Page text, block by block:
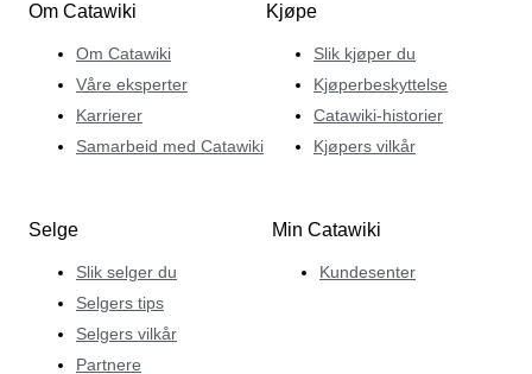
Om Catawiki
Om Catawiki
Våre eksperter
Karrierer
Samarbeid med Catawiki
Kjøpe
Slik kjøper du
Kjøperbeskyttelse
Catawiki-historier
Kjøpers vilkår
Selge
Slik selger du
Selgers tips
Selgers vilkår
Partnere
Min Catawiki
Kundesenter